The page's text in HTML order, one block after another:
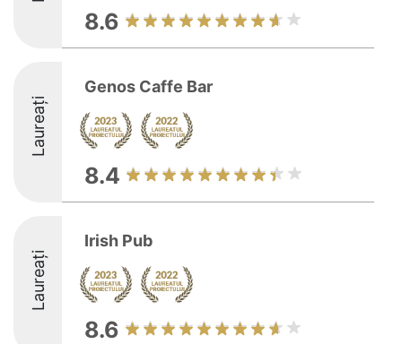
8.6
Laureați
Genos Caffe Bar
8.4
Laureați
Irish Pub
8.6